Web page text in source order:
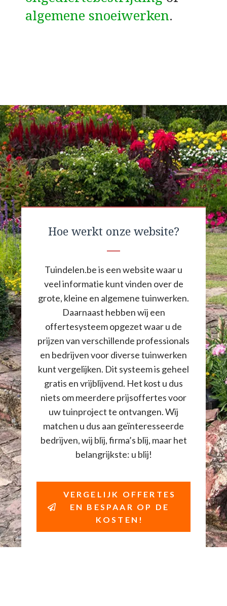
algemene snoeiwerken.
Hoe werkt onze website?
Tuindelen.be is een website waar u
veel informatie kunt vinden over de
grote, kleine en algemene tuinwerken.
Daarnaast hebben wij een
offertesysteem opgezet waar u de
prijzen van verschillende professionals
en bedrijven voor diverse tuinwerken
kunt vergelijken. Dit systeem is geheel
gratis en vrijblijvend. Het kost u dus
niets om meerdere prijsoffertes voor
uw tuinproject te ontvangen. Wij
matchen u dus aan geïnteresseerde
bedrijven, wij blij, firma’s blij, maar het
belangrijkste: u blij!
VERGELIJK OFFERTES
EN BESPAAR OP DE
KOSTEN!